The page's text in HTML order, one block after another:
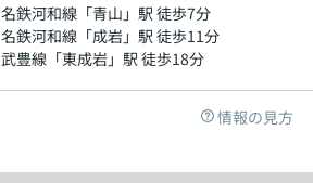
名鉄河和線 「青山 」駅 徒歩7分
名鉄河和線 「成岩」駅 徒歩11分
武豊線 「東成岩」駅 徒歩18分
情報の見方